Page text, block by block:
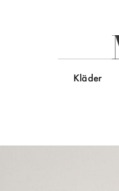
Kläder